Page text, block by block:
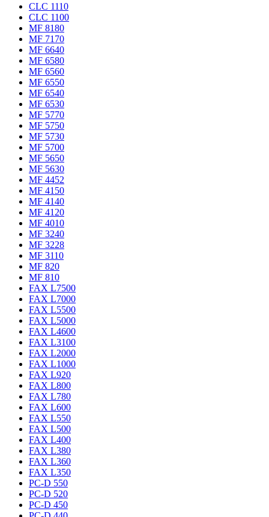
CLC 1110
CLC 1100
MF 8180
MF 7170
MF 6640
MF 6580
MF 6560
MF 6550
MF 6540
MF 6530
MF 5770
MF 5750
MF 5730
MF 5700
MF 5650
MF 5630
MF 4452
MF 4150
MF 4140
MF 4120
MF 4010
MF 3240
MF 3228
MF 3110
MF 820
MF 810
FAX L7500
FAX L7000
FAX L5500
FAX L5000
FAX L4600
FAX L3100
FAX L2000
FAX L1000
FAX L920
FAX L800
FAX L780
FAX L600
FAX L550
FAX L500
FAX L400
FAX L380
FAX L360
FAX L350
PC-D 550
PC-D 520
PC-D 450